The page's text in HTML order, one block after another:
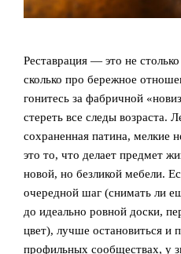
Реставрация — это не
сколько про бережное
гонитесь за фабричной
стереть все следы возраста.
сохраненная патина, мелкие
это то, что делает предмет
новой, но безликой мебели.
очередной шаг (снимать ли
до идеально ровной доски,
цвет), лучше остановиться и
профильных сообществах, у